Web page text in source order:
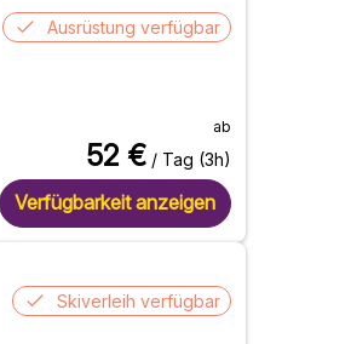
Ausrüstung verfügbar
ab
52 € / Tag (3h)
Verfügbarkeit anzeigen
Skiverleih verfügbar